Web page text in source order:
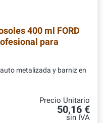
400 ml FORD
para
metalizada y barniz en
Precio Unitario
50,16 €
sin IVA